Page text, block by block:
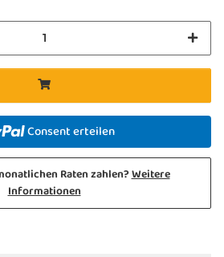
Consent erteilen
Raten zahlen?Weitere
Informationen